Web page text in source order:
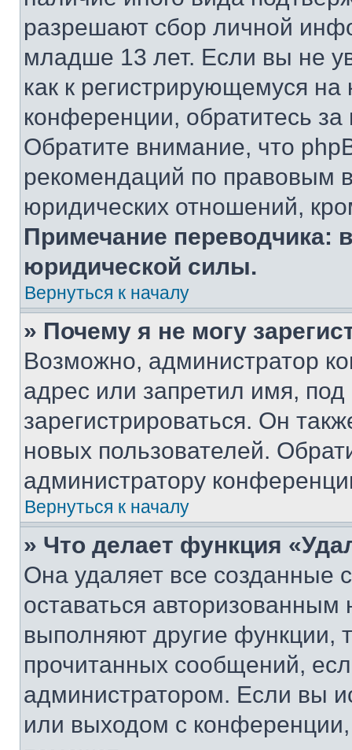
разрешают сбор личной
младше 13 лет. Если вы не
как к регистрирующемуся
конференции, обратитесь
Обратите внимание, что
рекомендаций по правовым
юридических отношений,
Примечание переводчика:
юридической силы.
Вернуться к началу
» Почему я не могу
Возможно, администратор
адрес или запретил имя,
зарегистрироваться. Он
новых пользователей.
администратору
Вернуться к началу
» Что делает функция
Она удаляет все созданные
оставаться
выполняют другие функции,
прочитанных сообщений,
администратором. Если вы
или выходом с